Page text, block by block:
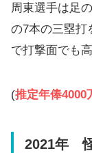
周東選手は足
の7本の三塁打
で打撃面でも
(推定年俸4000
2021年